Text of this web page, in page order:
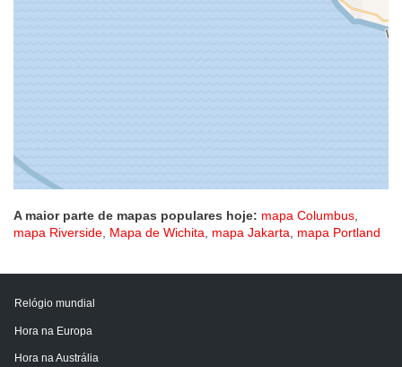
A maior parte de mapas populares hoje: mapa Columbus,
mapa Riverside, Mapa de Wichita, mapa Jakarta, mapa Portland
Relógio mundial
Hora na Europa
Hora na Austrália